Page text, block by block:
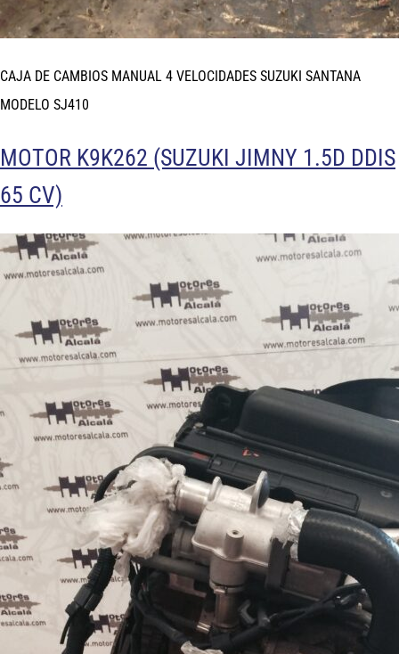
CAJA DE CAMBIOS MANUAL 4 VELOCIDADES SUZUKI SANTANA
MODELO SJ410
MOTOR K9K262 (SUZUKI JIMNY 1.5D DDIS
65 CV)